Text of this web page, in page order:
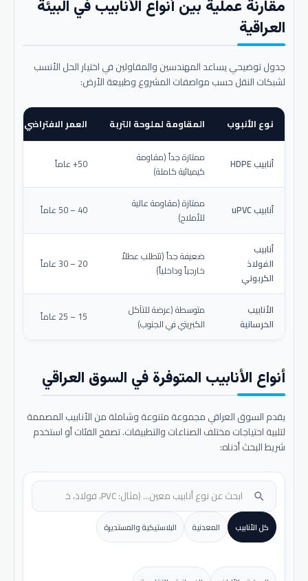
مقارنة عملية بين أنواع الأنابيب في البيئة
العراقية
جدول توضيحي يساعد المهندسين والمقاولين في اختيار الحل الأنسب
لشبكات النقل حسب مواصفات المشروع وطبيعة الأرض:
نوع الأنبوب المقاومة لملوحة التربة العمر الافتراضي
أنابيب HDPE
ممتازة جداً (مقاومة
كيميائية كاملة)
50+ عاماً
أنابيب uPVC
ممتازة (مقاومة عالية
للأملاح)
40 – 50 عاماً
أنابيب
الفولاذ
الكربوني
ضعيفة جداً (تتطلب عطلاً
خارجياً وداخلياً)
20 – 30 عاماً
الأنابيب
الخرسانية
متوسطة (عرضة للتآكل
الكبريتي في الجنوب)
15 – 25 عاماً
أنواع الأنابيب المتوفرة في السوق العراقي
يقدم السوق العراقي مجموعة متنوعة وشاملة من الأنابيب المصممة
لتلبية احتياجات مختلف الصناعات والتطبيقات. تصفح الفئات أو استخدم
شريط البحث أدناه:
search
كل الأنابيب المعدنية البلاستيكية والمستديرة